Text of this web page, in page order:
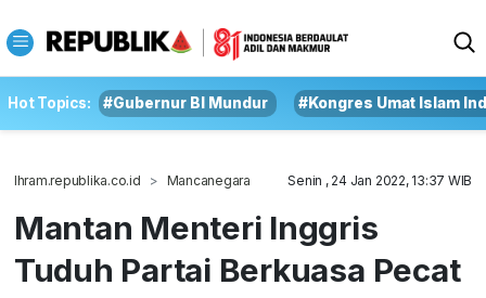
Hot Topics: #Gubernur BI Mundur #Kongres Umat Islam
Ihram.republika.co.id Mancanegara Senin , 24 Jan 2022, 13:37 WIB
Mantan Menteri Inggris
Tuduh Partai Berkuasa Pecat